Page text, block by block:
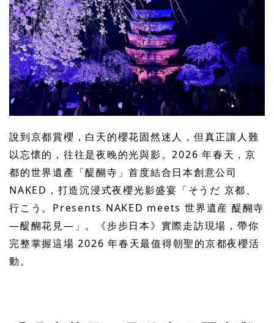
說到京都賞櫻，白天的櫻花固然迷人，但真正讓人難
以忘懷的，往往是夜晚的光與影。2026 年春天，京
都的世界遺產「醍醐寺」首度結合日本創意公司
NAKED，打造沉浸式夜櫻光影盛宴「そうだ 京都、
行こう。Presents NAKED meets 世界遺産 醍醐寺
―醍醐花見―」。《步步日本》實際走訪現場，帶你
完整掌握這場 2026 年春天最值得朝聖的京都夜櫻活
動。